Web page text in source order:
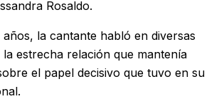
Rosaldo.
la cantante habló en diversas
estrecha relación que mantenía
el papel decisivo que tuvo en su